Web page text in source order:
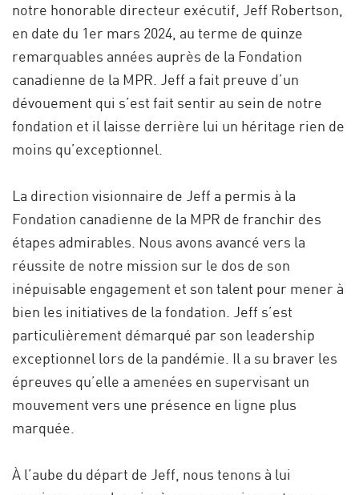
notre honorable directeur exécutif, Jeff Robertson,
en date du 1er mars 2024, au terme de quinze
remarquables années auprès de la Fondation
canadienne de la MPR. Jeff a fait preuve d’un
dévouement qui s’est fait sentir au sein de notre
fondation et il laisse derrière lui un héritage rien de
moins qu’exceptionnel.
La direction visionnaire de Jeff a permis à la
Fondation canadienne de la MPR de franchir des
étapes admirables. Nous avons avancé vers la
réussite de notre mission sur le dos de son
inépuisable engagement et son talent pour mener à
bien les initiatives de la fondation. Jeff s’est
particulièrement démarqué par son leadership
exceptionnel lors de la pandémie. Il a su braver les
épreuves qu’elle a amenées en supervisant un
mouvement vers une présence en ligne plus
marquée.
À l’aube du départ de Jeff, nous tenons à lui